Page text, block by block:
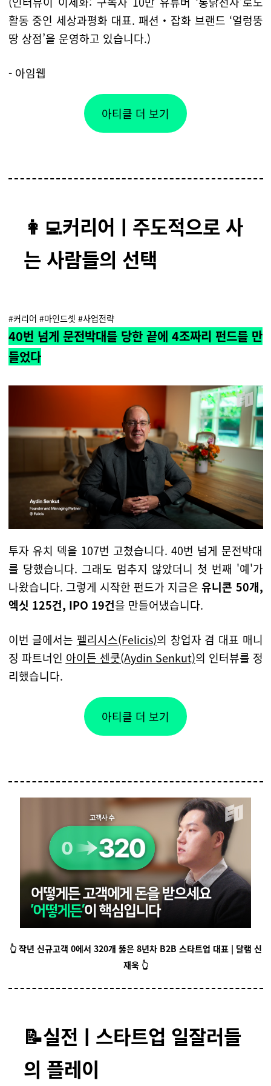
활동 중인 세상과평화 대표. 패션・잡화 브랜드 ‘얼렁뚱
땅 상점’을 운영하고 있습니다.)
- 아임웹
아티클 더 보기
👩‍💻커리어ㅣ 주도적으로 사
는 사람들의 선택
#커리어 #마인드셋 #사업전략
40번 넘게 문전박대를 당한 끝에 4조짜리 펀드를 만
들었다
투자 유치 덱을 107번 고쳤습니다. 40번 넘게 문전박대
를 당했습니다. 그래도 멈추지 않았더니 첫 번째 '예'가
나왔습니다. 그렇게 시작한 펀드가 지금은유니콘 50개,
엑싯 125건, IPO 19건을 만들어냈습니다.
이번 글에서는 펠리시스(Felicis)의 창업자 겸 대표 매니
징 파트너인 아이든 센쿳(Aydin Senkut)의 인터뷰를 정
리했습니다.
아티클 더 보기
👆️ 작년 신규고객 0에서 320개 뚫은 8년차 B2B 스타트업 대표 | 달램 신
재욱 👆️
📝실전ㅣ스타트업 일잘러들
의 플레이